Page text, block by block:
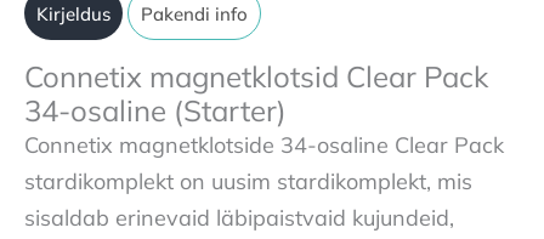
Kirjeldus Pakendi info
Connetix magnetklotsid Clear Pack
34-osaline (Starter)
Connetix magnetklotside 34-osaline Clear Pack
stardikomplekt on uusim stardikomplekt, mis
sisaldab erinevaid läbipaistvaid kujundeid,